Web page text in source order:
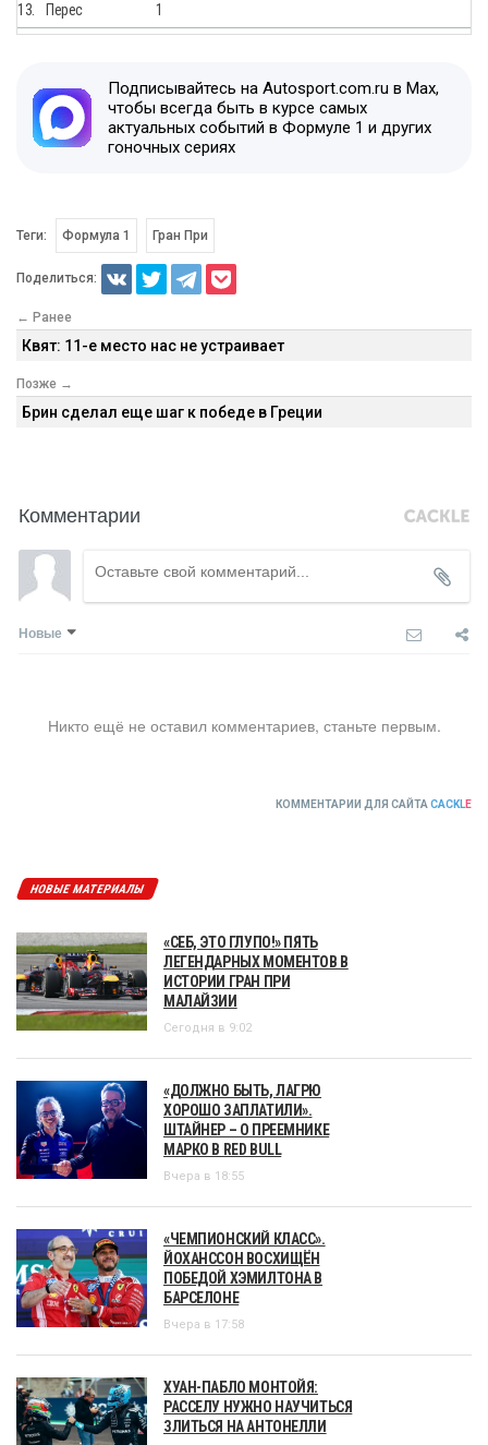
13. Перес 1
Подписывайтесь на Autosport.com.ru в Max,
чтобы всегда быть в курсе самых
актуальных событий в Формуле 1 и других
гоночных сериях
Теги: Формула 1 Гран При
Поделиться:
← Ранее
Квят: 11-е место нас не устраивает
Позже →
Брин сделал еще шаг к победе в Греции
Комментарии
Новые
Никто ещё не оставил комментариев, станьте первым.
КОММЕНТАРИИ ДЛЯ САЙТАCACKLE
НОВЫЕ МАТЕРИАЛЫ
«СЕБ, ЭТО ГЛУПО!» ПЯТЬ
ЛЕГЕНДАРНЫХ МОМЕНТОВ В
ИСТОРИИ ГРАН ПРИ
МАЛАЙЗИИ
Сегодня в 9:02
«ДОЛЖНО БЫТЬ, ЛАГРЮ
ХОРОШО ЗАПЛАТИЛИ».
ШТАЙНЕР – О ПРЕЕМНИКЕ
МАРКО В RED BULL
Вчера в 18:55
«ЧЕМПИОНСКИЙ КЛАСС».
ЙОХАНССОН ВОСХИЩЁН
ПОБЕДОЙ ХЭМИЛТОНА В
БАРСЕЛОНЕ
Вчера в 17:58
ХУАН-ПАБЛО МОНТОЙЯ:
РАССЕЛУ НУЖНО НАУЧИТЬСЯ
ЗЛИТЬСЯ НА АНТОНЕЛЛИ